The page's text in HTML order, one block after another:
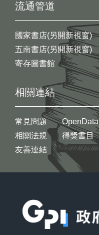
流通管道
國家書店(另開新視窗)
五南書店(另開新視窗)
寄存圖書館
相關連結
常見問題
相關法規
友善連結
OpenData
得獎書目